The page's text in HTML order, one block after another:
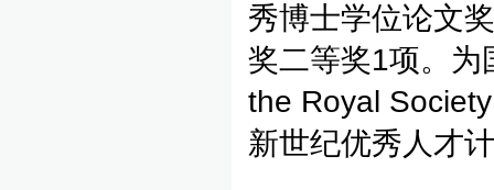
秀博士学位论文
奖二等奖1项。
the Royal
新世纪优秀人才